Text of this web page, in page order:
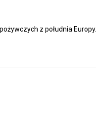
z południa Europy.